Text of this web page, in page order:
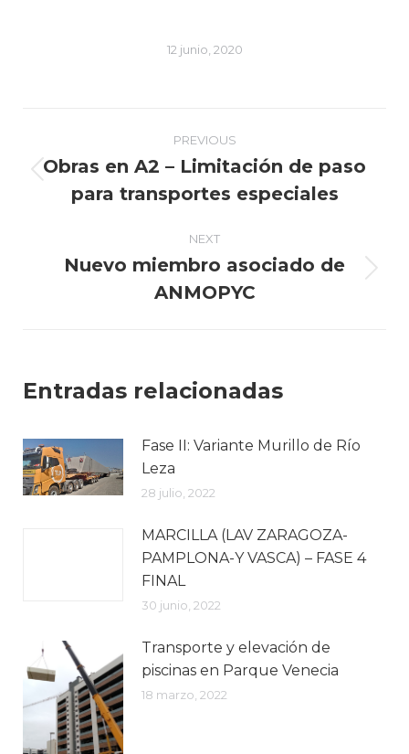
12 junio, 2020
navigation
PREVIOUS
post:
Obras en A2 – Limitación de paso
para transportes especiales
NEXT
post:
Nuevo miembro asociado de
ANMOPYC
Entradas relacionadas
Fase II: Variante Murillo de Río
Leza
28 julio, 2022
MARCILLA (LAV ZARAGOZA-
PAMPLONA-Y VASCA) – FASE 4
FINAL
30 junio, 2022
Transporte y elevación de
piscinas en Parque Venecia
18 marzo, 2022